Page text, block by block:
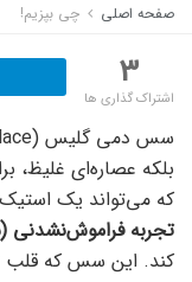
صفحه اصلی چی بپزیم!
3
اشتراک گذاری ها
بلکه عصاره‌ای
که می‌تواند یک
تجربه فراموش‌نشدنی
کند. این سس که قلب